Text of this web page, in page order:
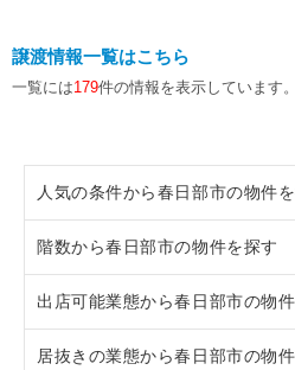
譲渡情報一覧はこちら
一覧には179件の情報を表示しています。
人気の条件から春日部市の物件
居抜き
スケルトン
ロードサイド物件
階数から春日部市の物件を探す
1階
2階
出店可能業態から春日部市の物
重飲食
居抜きの業態から春日部市の物